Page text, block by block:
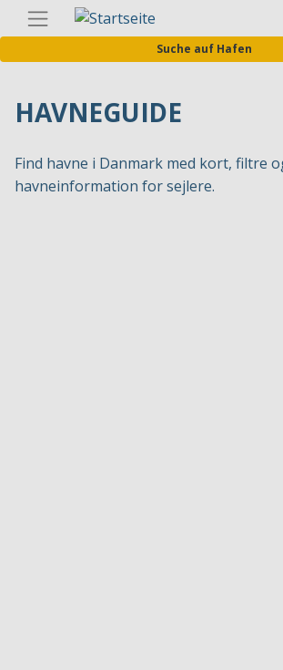
Direkt
zum
Inhalt
Suche auf Hafen
HAVNEGUIDE
Find havne i Danmark med kort, filtre
havneinformation for sejlere.